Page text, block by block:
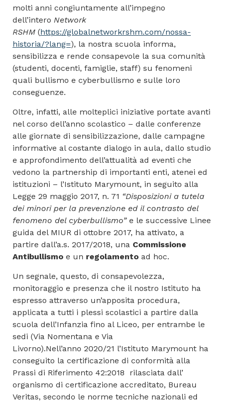
molti anni congiuntamente all’impegno
dell’intero Network
RSHM (https://globalnetworkrshm.com/nossa-
historia/?lang=), la nostra scuola informa,
sensibilizza e rende consapevole la sua comunità
(studenti, docenti, famiglie, staff) su fenomeni
quali bullismo e cyberbullismo e sulle loro
conseguenze.
Oltre, infatti, alle molteplici iniziative portate avanti
nel corso dell’anno scolastico – dalle conferenze
alle giornate di sensibilizzazione, dalle campagne
informative al costante dialogo in aula, dallo studio
e approfondimento dell’attualità ad eventi che
vedono la partnership di importanti enti, atenei ed
istituzioni – l’Istituto Marymount, in seguito alla
Legge 29 maggio 2017, n. 71 “Disposizioni a tutela
dei minori per la prevenzione ed il contrasto del
fenomeno del cyberbullismo”e le successive Linee
guida del MIUR di ottobre 2017, ha attivato, a
partire dall’a.s. 2017/2018, una Commissione
Antibullismo e un regolamento ad hoc.
Un segnale, questo, di consapevolezza,
monitoraggio e presenza che il nostro Istituto ha
espresso attraverso un’apposita procedura,
applicata a tutti i plessi scolastici a partire dalla
scuola dell’Infanzia fino al Liceo, per entrambe le
sedi (Via Nomentana e Via
Livorno).Nell’anno 2020/21 l’Istituto Marymount ha
conseguito la certificazione di conformità alla
Prassi di Riferimento 42:2018 rilasciata dall’
organismo di certificazione accreditato, Bureau
Veritas, secondo le norme tecniche nazionali ed